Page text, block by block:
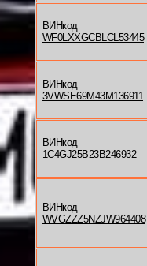
ВИНкод
WF0LXXGCBLCL53445
ВИНкод
3VWSE69M43M136911
ВИНкод
1C4GJ25B23B246932
ВИНкод
WVGZZZ5NZJW964408